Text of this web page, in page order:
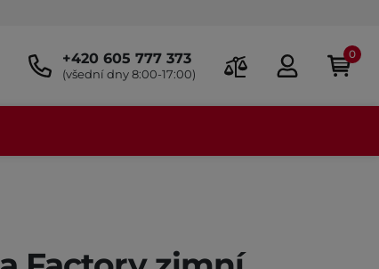
+420 605 777 373
(všední dny 8:00-17:00)
0